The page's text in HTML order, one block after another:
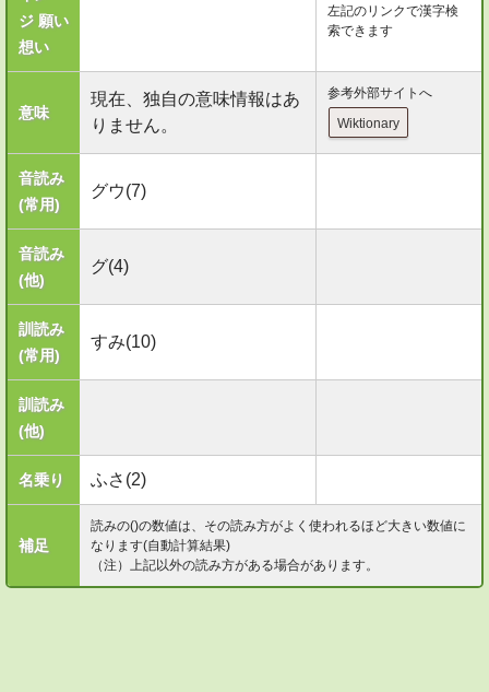
ジ 願い
想い
左記のリンクで漢字検
索できます
意味
現在、独自の意味情報はあ
りません。
参考外部サイトへ
Wiktionary
音読み
(常用)
グウ(7)
音読み
(他)
グ(4)
訓読み
(常用)
すみ(10)
訓読み
(他)
名乗り ふさ(2)
補足
読みの()の数値は、その読み方がよく使われるほど大きい数値に
なります(自動計算結果)
（注）上記以外の読み方がある場合があります。